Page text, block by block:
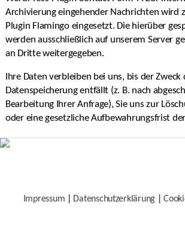
Archivierung eingehender Nachrichten wird
Plugin Flamingo eingesetzt. Die hierüber
werden ausschließlich auf unserem Server
an Dritte weitergegeben.
Ihre Daten verbleiben bei uns, bis der Zweck
Datenspeicherung entfällt (z. B. nach
Bearbeitung Ihrer Anfrage), Sie uns zur
oder eine gesetzliche Aufbewahrungsfrist
Impressum Datenschutzerklärung |